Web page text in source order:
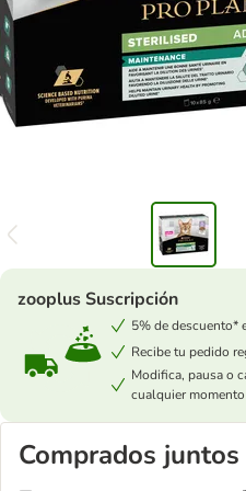
zooplus Suscripción
5% de descuento*
Recibe tu pedido
Modifica, pausa o
cualquier momento
Comprados